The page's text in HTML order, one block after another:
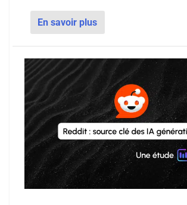
En savoir plus